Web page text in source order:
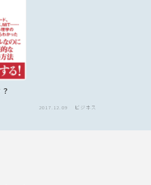
2017.12.09 ビジネス